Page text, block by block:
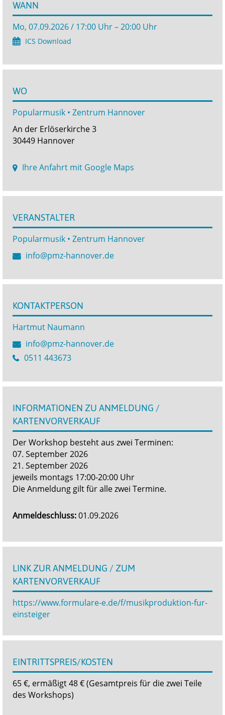
WANN
Mo, 07.09.2026 / 17:00 Uhr – 20:00 Uhr
ICS Download
WO
Popularmusik • Zentrum Hannover
An der Erlöserkirche 3
30449 Hannover
Ihre Anfahrt mit Google Maps
VERANSTALTER
Popularmusik • Zentrum Hannover
info@pmz-hannover.de
KONTAKTPERSON
Hartmut Naumann
info@pmz-hannover.de
0511 443673
INFORMATIONEN ZU ANMELDUNG /
KARTENVORVERKAUF
Der Workshop besteht aus zwei Terminen:
07. September 2026
21. September 2026
jeweils montags 17:00-20:00 Uhr
Die Anmeldung gilt für alle zwei Termine.
Anmeldeschluss:01.09.2026
LINK ZUR ANMELDUNG / ZUM
KARTENVORVERKAUF
https://www.formulare-e.de/f/musikproduktion-fur-
einsteiger
EINTRITTSPREIS/KOSTEN
65 €, ermäßigt 48 € (Gesamtpreis für die zwei Teile
des Workshops)